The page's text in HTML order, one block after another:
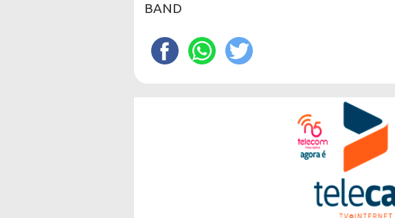
BAND